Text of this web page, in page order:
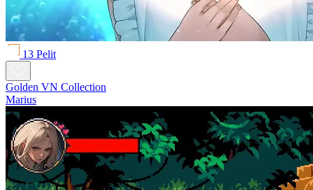
13 Pelit
Golden VN Collection
Marius